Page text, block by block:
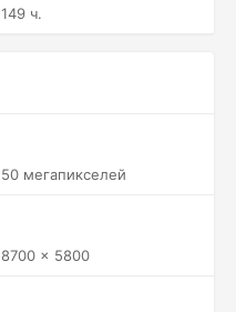
149 ч.
50 мегапикселей
8700 x 5800